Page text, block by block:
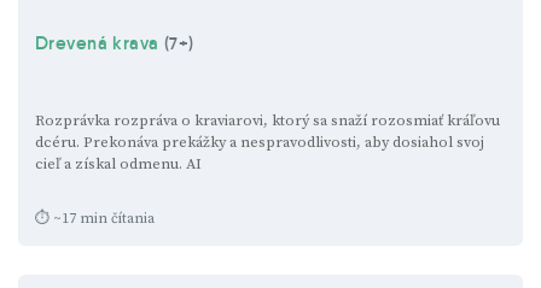
Drevená krava (7+)
Rozprávka rozpráva o kraviarovi, ktorý sa snaží rozosmiať kráľovu
dcéru. Prekonáva prekážky a nespravodlivosti, aby dosiahol svoj
cieľ a získal odmenu. AI
⏱ ~17 min čítania